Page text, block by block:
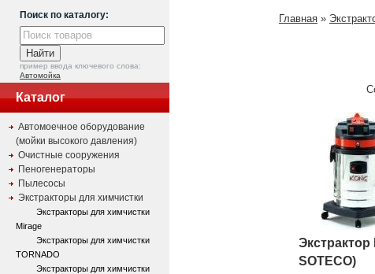
Поиск по каталогу:
пример ввода ключевого слова:
Автомойка
Каталог
Автомоечное оборудование
(мойки высокого давления)
Очистные сооружения
Пеногенераторы
Пылесосы
Экстракторы для химчистки
Экстракторы для химчистки
Mirage
Экстракторы для химчистки
TORNADO
Экстракторы для химчистки
Главная »
Экстрактор
SOTECO)